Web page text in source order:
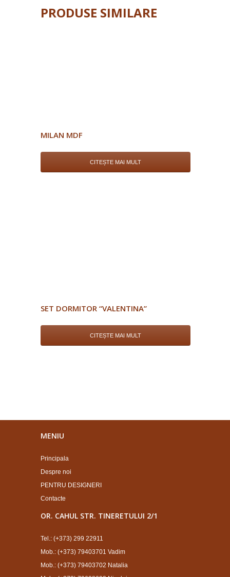
PRODUSE SIMILARE
MILAN MDF
CITEȘTE MAI MULT
SET DORMITOR “VALENTINA”
CITEȘTE MAI MULT
MENIU
Principala
Despre noi
PENTRU DESIGNERI
Contacte
OR. CAHUL STR. TINERETULUI 2/1
Tel.: (+373) 299 22911
Mob.: (+373) 79403701 Vadim
Mob.: (+373) 79403702 Natalia